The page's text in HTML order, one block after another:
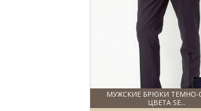
МУЖСКИЕ БРЮКИ ТЕМНО-
ЦВЕТА SE...